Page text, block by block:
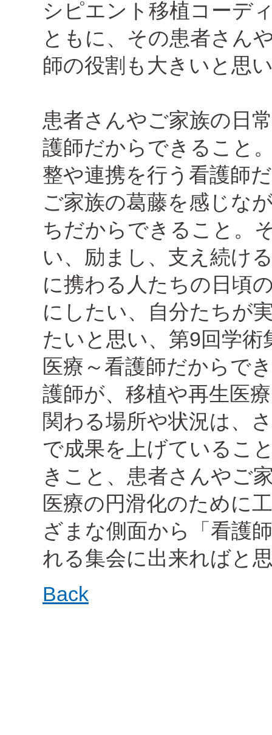
シピエント移植コーデ
ともに、その患者さん
師の役割も大きいと思
患者さんやご家族の日
護師だからできること
整や連携を行う看護師
ご家族の葛藤を感じな
ちだからできること。
い、励まし、支え続け
に携わる人たちの日頃
にしたい、自分たちが
たいと思い、第9回学
医療～看護師だからで
護師が、移植や再生医
関わる場所や状況は、
で成果を上げているこ
きこと、患者さんやご
医療の円滑化のために
ざまな側面から「看護
れる集会に出来ればと
Back